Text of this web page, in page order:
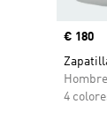
Precio
€ 180
4